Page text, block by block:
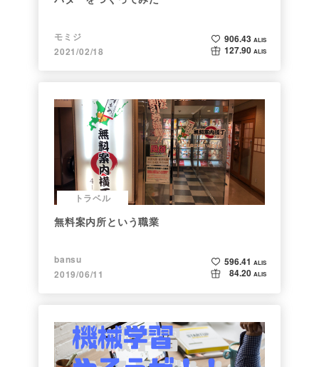
モミジ
2021/02/18
906.43 ALIS
127.90 ALIS
トラベル
無料案内所という職業
bansu
2019/06/11
596.41 ALIS
84.20 ALIS